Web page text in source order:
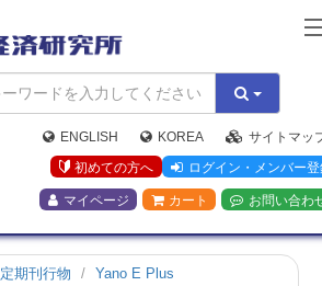
矢
野
経
済
研
究
所
ENGLISH KOREA
サイトマッ
初めての方へ
ログイン・メンバー登
マイページ カート お問い合わ
定期刊行物
Yano E Plus